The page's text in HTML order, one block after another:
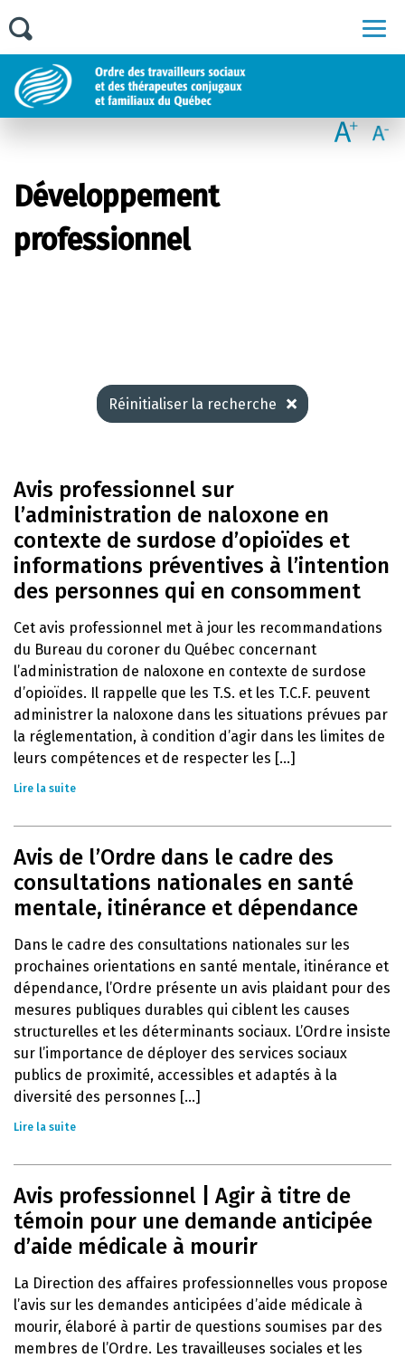
Développement
professionnel
Réinitialiser la recherche
Avis professionnel sur
l’administration de naloxone en
contexte de surdose d’opioïdes et
informations préventives à l’intention
des personnes qui en consomment
Cet avis professionnel met à jour les recommandations
du Bureau du coroner du Québec concernant
l’administration de naloxone en contexte de surdose
d’opioïdes. Il rappelle que les T.S. et les T.C.F. peuvent
administrer la naloxone dans les situations prévues par
la réglementation, à condition d’agir dans les limites de
leurs compétences et de respecter les [...]
Lire la suite
Avis de l’Ordre dans le cadre des
consultations nationales en santé
mentale, itinérance et dépendance
Dans le cadre des consultations nationales sur les
prochaines orientations en santé mentale, itinérance et
dépendance, l’Ordre présente un avis plaidant pour des
mesures publiques durables qui ciblent les causes
structurelles et les déterminants sociaux. L’Ordre insiste
sur l’importance de déployer des services sociaux
publics de proximité, accessibles et adaptés à la
diversité des personnes [...]
Lire la suite
Avis professionnel | Agir à titre de
témoin pour une demande anticipée
d’aide médicale à mourir
La Direction des affaires professionnelles vous propose
l’avis sur les demandes anticipées d’aide médicale à
mourir, élaboré à partir de questions soumises par des
membres de l’Ordre. Les travailleuses sociales et les